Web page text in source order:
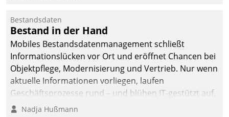
Bestandsdaten
Bestand in der Hand
Mobiles Bestandsdatenmanagement schließt
Informationslücken vor Ort und eröffnet Chancen bei
Objektpflege, Modernisierung und Vertrieb. Nur wenn
aktuelle Informationen vorliegen, laufen
Geschäftsprozesse rund – und blühen IT-gestützt auf.
Nadja Hußmann